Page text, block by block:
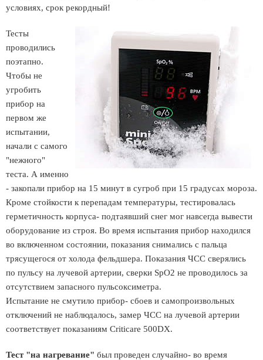
условиях, срок рекордный!
Тесты
проводились
поэтапно.
Чтобы не
угробить
прибор на
первом же
испытании,
начали с самого
"нежного"
теста. А именно
- закопали прибор на 15 минут в сугроб при 15 градусах мороза.
Кроме стойкости к перепадам температуры, тестировалась
герметичность корпуса- подтаявший снег мог навсегда вывести
оборудование из строя. Во время испытания прибор находился
во включенном состоянии, показания снимались с пальца
трясущегося от холода фельдшера. Показания ЧСС сверялись
по пульсу на лучевой артерии, сверки SpO2 не проводилось за
отсутствием запасного пульсоксиметра.
Испытание не смутило прибор- сбоев и самопроизвольных
отключений не наблюдалось, замер ЧСС на лучевой артерии
соответствует показаниям Criticare 500DX.
Тест "на нагревание" был проведен случайно- во время